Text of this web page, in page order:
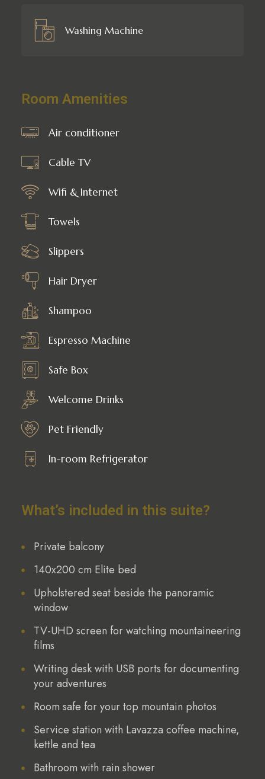
Washing Machine
Room Amenities
Air conditioner
Cable TV
Wifi & Internet
Towels
Slippers
Hair Dryer
Shampoo
Espresso Machine
Safe Box
Welcome Drinks
Pet Friendly
In-room Refrigerator
What’s included in this suite?
Private balcony
140x200 cm Elite bed
Upholstered seat beside the panoramic
window
TV-UHD screen for watching mountaineering
films
Writing desk with USB ports for documenting
your adventures
Room safe for your top mountain photos
Service station with Lavazza coffee machine,
kettle and tea
Bathroom with rain shower